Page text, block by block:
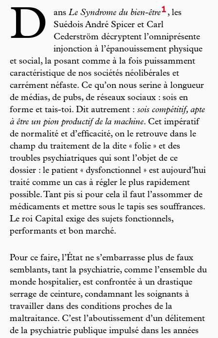
D ans Le Syndrome du bien-être1 , les
Suédois André Spicer et Carl
Cederström décryptent l’omniprésente
injonction à l’épanouissement physique
et social, la posant comme à la fois puissamment
caractéristique de nos sociétés néolibérales et
carrément néfaste. Ce qu’on nous serine à longueur
de médias, de pubs, de réseaux sociaux : sois en
forme et tais-toi. Dit autrement : sois compétitif, apte
à être un pion productif de la machine. Cet impératif
de normalité et d’efficacité, on le retrouve dans le
champ du traitement de la dite « folie » et des
troubles psychiatriques qui sont l’objet de ce
dossier : le patient « dysfonctionnel » est aujourd’hui
traité comme un cas à régler le plus rapidement
possible. Tant pis si pour cela il faut l’assommer de
médicaments et mettre sous le tapis ses souffrances.
Le roi Capital exige des sujets fonctionnels,
performants et bon marché.
Pour ce faire, l’État ne s’embarrasse plus de faux
semblants, tant la psychiatrie, comme l’ensemble du
monde hospitalier, est confrontée à un drastique
serrage de ceinture, condamnant les soignants à
travailler dans des conditions proches de la
maltraitance. C’est l’aboutissement d’un délitement
de la psychiatrie publique impulsé dans les années